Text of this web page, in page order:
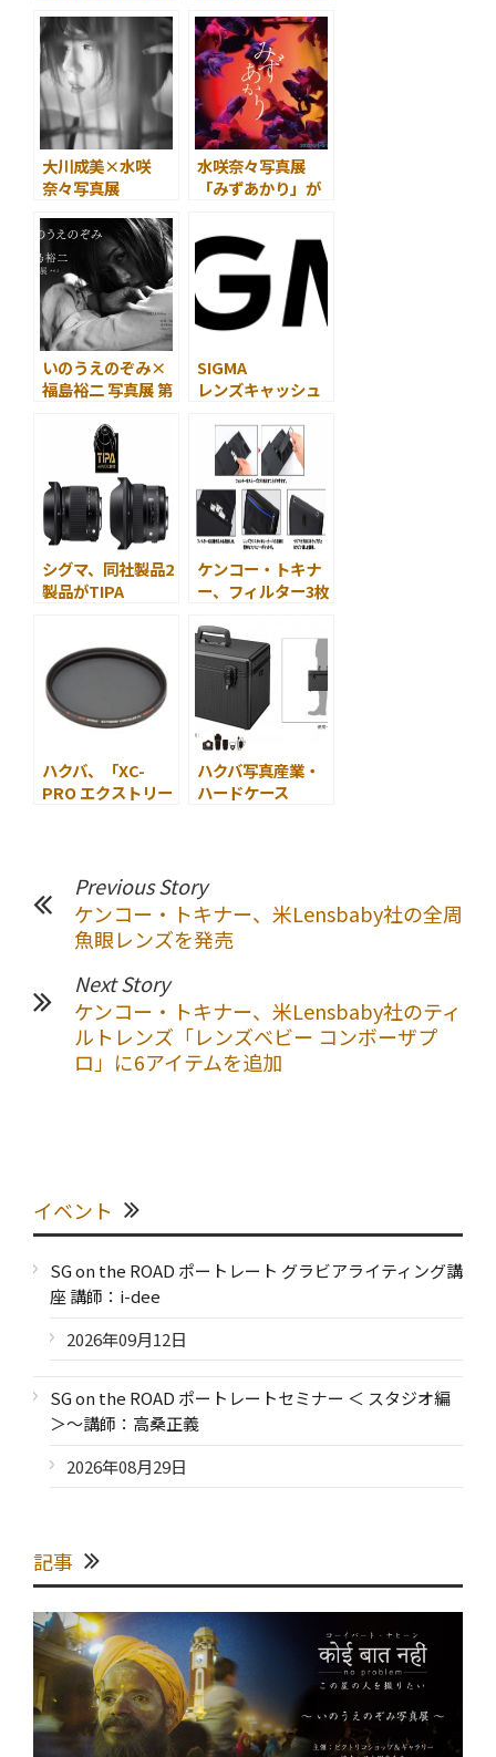
協力
大川成美×水咲
奈々写真展
レ- 』がNIGHT
GALLERY 高円
寺」で開催
水咲奈々写真展
「みずあかり」が
いのうえのぞみ×
福島裕二 写真展 第
色』が開催
SIGMA
レンズキャッシュ
ン開催
シグマ、同社製品2
製品がTIPA
ケンコー・トキナ
ー、フィルター3枚
し式フィルターケ
ース
ハクバ、「XC-
PRO エクストリー
ハクバ写真産業・
ハードケース
Previous Story
ケンコー・トキナー、米Lensbaby社の全周
魚眼レンズを発売
Next Story
ケンコー・トキナー、米Lensbaby社のティ
ルトレンズ「レンズベビー コンボーザプ
ロ」に6アイテムを追加
イベント
SG on the ROAD ポートレート グラビアライティング講
座 講師：i-dee
2026年09月12日
SG on the ROAD ポートレートセミナー ＜ スタジオ編
＞～講師：高桑正義
2026年08月29日
記事